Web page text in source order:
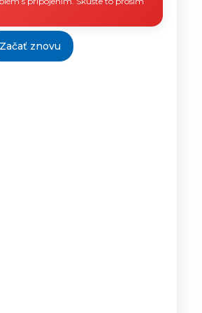
Začať znovu